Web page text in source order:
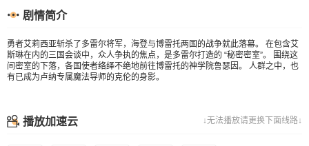
剧情简介
勇者艾莉西亚斩杀了多雷尔将军，海登与博雷托两国的战争就此落幕。 在包含艾
斯琳在内的三国会谈中，众人争执的焦点，是多雷尔打造的 “秘密密室”。 围绕这
间密室的下落，各国使者络绎不绝地前往博雷托的神学院鲁瑟因。 人群之中，也
有已成为卢纳专属魔法导师的克伦的身影。
↓无法播放请更换下面线路↓
播放加速云